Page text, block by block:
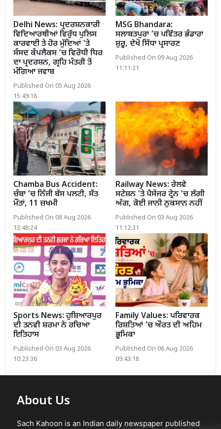
Delhi News: ਪ੍ਰਦਰਸ਼ਨਕਾਰੀ
ਵਿਦਿਆਰਥੀਆਂ ਵਿਰੁੱਧ ਪੁਲਿਸ
ਕਾਰਵਾਈ ਤੇ ਹੋਰ ਮੁੱਦਿਆਂ 'ਤੇ
ਸੰਸਦ ਕੰਪਲੈਕਸ ’ਚ ਵਿਰੋਧੀ ਧਿਰ
ਦਾ ਪ੍ਰਦਰਸ਼ਨ, ਗ੍ਰਹਿ ਮੰਤਰੀ ਤੋਂ
ਮੰਗਿਆ ਜਵਾਬ
Published On 05 Aug 2026
15:49:18
MSG Bhandara:
ਸਲਾਬਤਪੁਰਾ ’ਚ ਪਵਿੱਤਰ ਭੰਡਾਰਾ
ਸ਼ੁਰੂ, ਦੇਖੋ ਸਿੱਧਾ ਪ੍ਰਸਾਰਣ
Published On 09 Aug 2026
11:11:21
Chamba Bus Accident:
ਚੰਬਾ ’ਚ ਨਿੱਜੀ ਬੱਸ ਪਲਟੀ, ਸੱਤ
ਮੌਤਾਂ, 11 ਜ਼ਖਮੀ
Published On 08 Aug 2026
13:48:24
Railway News: ਰੇਲਵੇ
ਸਟੇਸ਼ਨ 'ਤੇ ਪੈਸੇਂਜਰ ਟ੍ਰੇਨ 'ਚ ਲੱਗੀ
ਅੱਗ, ਕੋਈ ਜਾਨੀ ਨੁਕਸਾਨ ਨਹੀਂ
Published On 03 Aug 2026
11:12:31
Sports News: ਹੁਸ਼ਿਆਰਪੁਰ
ਦੀ ਤਨਵੀ ਸ਼ਰਮਾ ਨੇ ਰਚਿਆ
ਇਤਿਹਾਸ
Published On 03 Aug 2026
10:23:36
Family Values: ਪਰਿਵਾਰਕ
ਰਿਸ਼ਤਿਆਂ ’ਚ ਔਰਤ ਦੀ ਅਹਿਮ
ਭੂਮਿਕਾ
Published On 08 Aug 2026
09:43:18
About Us
Sach Kahoon is an Indian daily newspaper published